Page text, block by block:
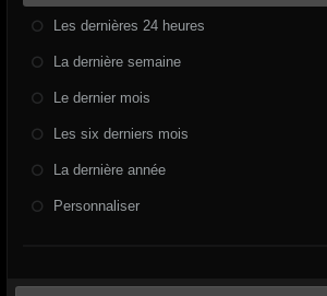
Les dernières 24 heures
La dernière semaine
Le dernier mois
Les six derniers mois
La dernière année
Personnaliser